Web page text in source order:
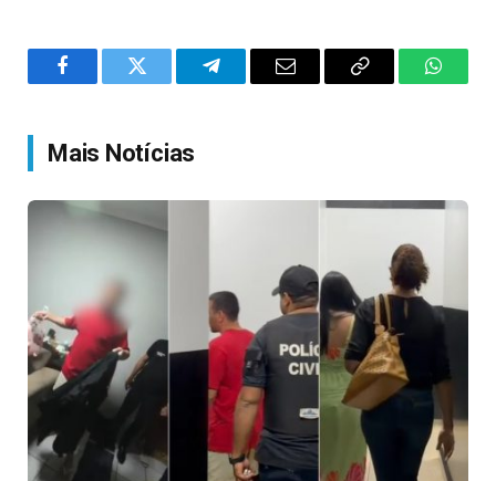
FacebookTwitter TelegramEmail
Copy
Mais Notícias